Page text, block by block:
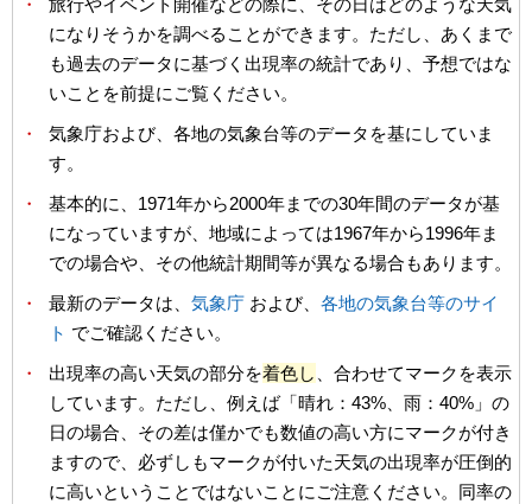
・
旅行やイベント開催などの際に、その日はどのような天気
になりそうかを調べることができます。ただし、あくまで
も過去のデータに基づく出現率の統計であり、予想ではな
いことを前提にご覧ください。
・
気象庁および、各地の気象台等のデータを基にしていま
す。
・
基本的に、1971年から2000年までの30年間のデータが基
になっていますが、地域によっては1967年から1996年ま
での場合や、その他統計期間等が異なる場合もあります。
・
最新のデータは、 気象庁 および、 各地の気象台等のサイ
ト でご確認ください。
・
出現率の高い天気の部分を着色し
、合わせてマークを表示
しています。ただし、例えば「晴れ：43%、雨：40%」の
日の場合、その差は僅かでも数値の高い方にマークが付き
ますので、必ずしもマークが付いた天気の出現率が圧倒的
に高いということではないことにご注意ください。同率の